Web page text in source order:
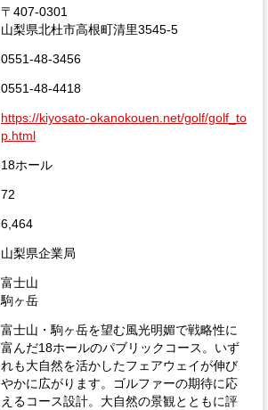
〒407-0301
山梨県北杜市高根町清里3545-5
0551-48-3456
0551-48-4418
https://kiyosato-okanokouen.net/golf/golf_to
p.html
18ホール
72
6,464
山梨県企業局
富士山
駒ヶ岳
富士山・駒ヶ岳を望む風光明媚で戦略性に
富んだ18ホールのパブリックコース。いず
れも大自然を活かしたフェアウェイが伸び
やかに広がります。ゴルファーの期待に応
えるコース設計。大自然の景観とともに評